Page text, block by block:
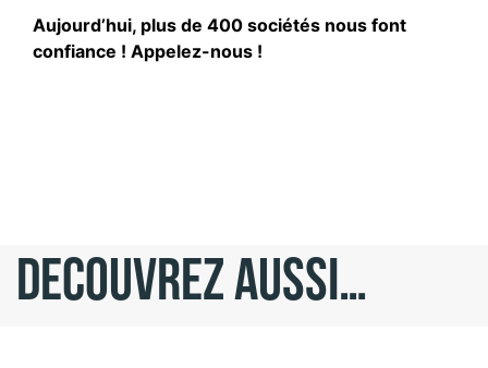
Aujourd’hui, plus de 400 sociétés nous font
confiance ! Appelez-nous !
DECOUVREZ AUSSI…